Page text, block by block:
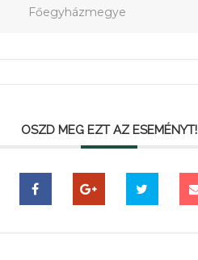
Főegyházmegye
OSZD MEG EZT AZ ESEMÉNYT!